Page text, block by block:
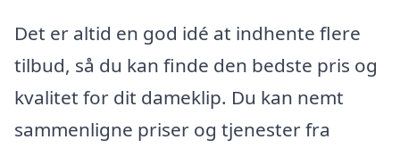
Det er altid en god idé at indhente flere
tilbud, så du kan finde den bedste pris og
kvalitet for dit dameklip. Du kan nemt
sammenligne priser og tjenester fra